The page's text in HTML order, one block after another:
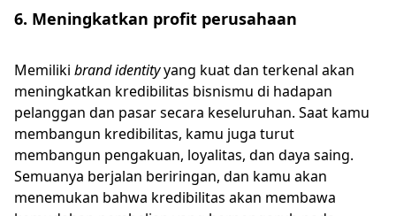
6. Meningkatkan profit perusahaan
Memiliki brand identityyang kuat dan terkenal akan
meningkatkan kredibilitas bisnismu di hadapan
pelanggan dan pasar secara keseluruhan. Saat kamu
membangun kredibilitas, kamu juga turut
membangun pengakuan, loyalitas, dan daya saing.
Semuanya berjalan beriringan, dan kamu akan
menemukan bahwa kredibilitas akan membawa